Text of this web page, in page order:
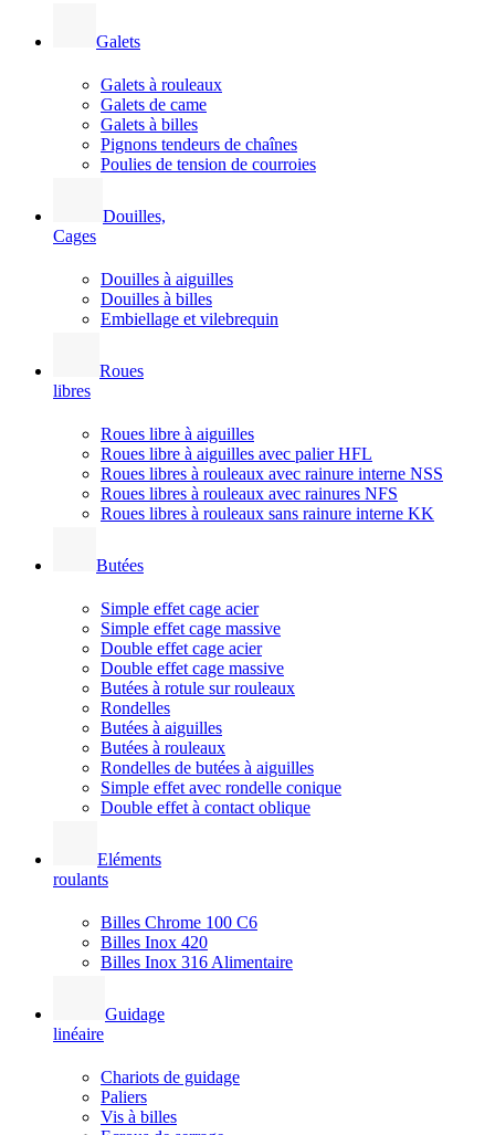
Galets
Galets à rouleaux
Galets de came
Galets à billes
Pignons tendeurs de chaînes
Poulies de tension de courroies
Douilles,
Cages
Douilles à aiguilles
Douilles à billes
Embiellage et vilebrequin
Roues
libres
Roues libre à aiguilles
Roues libre à aiguilles avec palier HFL
Roues libres à rouleaux avec rainure interne NSS
Roues libres à rouleaux avec rainures NFS
Roues libres à rouleaux sans rainure interne KK
Butées
Simple effet cage acier
Simple effet cage massive
Double effet cage acier
Double effet cage massive
Butées à rotule sur rouleaux
Rondelles
Butées à aiguilles
Butées à rouleaux
Rondelles de butées à aiguilles
Simple effet avec rondelle conique
Double effet à contact oblique
Eléments
roulants
Billes Chrome 100 C6
Billes Inox 420
Billes Inox 316 Alimentaire
Guidage
linéaire
Chariots de guidage
Paliers
Vis à billes